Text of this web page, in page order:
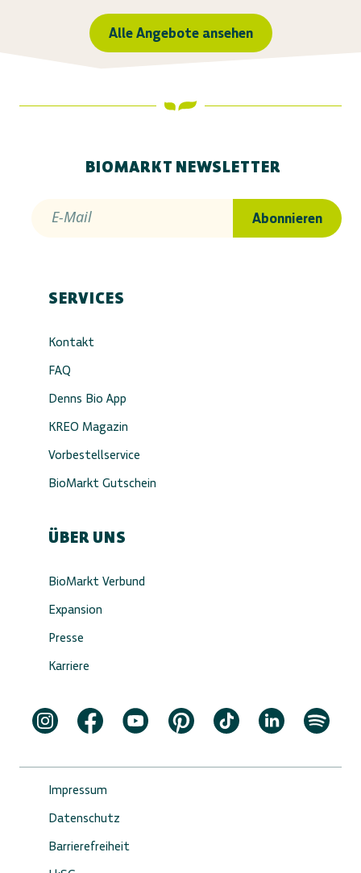
Alle Angebote ansehen
BIOMARKT NEWSLETTER
E-Mail Abonnieren
SERVICES
Kontakt
FAQ
Denns Bio App
KREO Magazin
Vorbestellservice
BioMarkt Gutschein
ÜBER UNS
BioMarkt Verbund
Expansion
Presse
Karriere
Impressum
Datenschutz
Barrierefreiheit